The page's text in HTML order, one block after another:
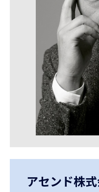
アセンド株